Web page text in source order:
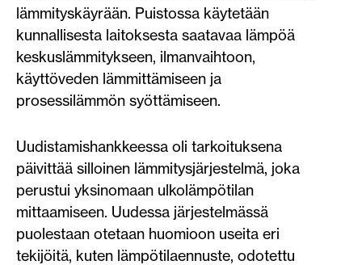
lämmityskäyrään. Puistossa käytetään
kunnallisesta laitoksesta saatavaa lämpöä
keskuslämmitykseen, ilmanvaihtoon,
käyttöveden lämmittämiseen ja
prosessilämmön syöttämiseen.
Uudistamishankkeessa oli tarkoituksena
päivittää silloinen lämmitysjärjestelmä, joka
perustui yksinomaan ulkolämpötilan
mittaamiseen. Uudessa järjestelmässä
puolestaan otetaan huomioon useita eri
tekijöitä, kuten lämpötilaennuste, odotettu